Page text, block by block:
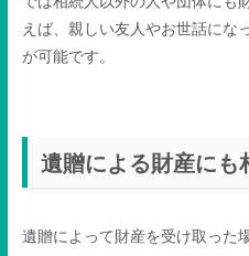
えば、親しい友人やお世話にな
が可能です。
遺贈による財産にも
遺贈によって財産を受け取った